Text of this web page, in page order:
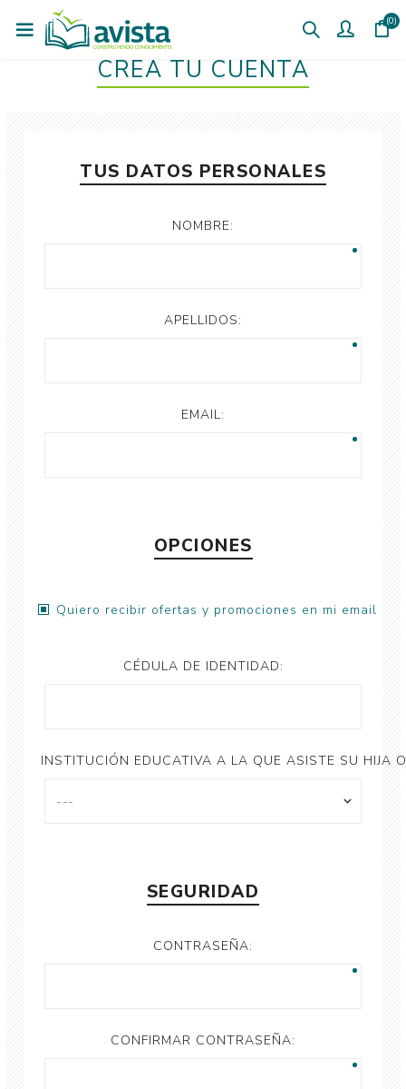
(0)
CREÁ TU CUENTA
TUS DATOS PERSONALES
NOMBRE:
APELLIDOS:
EMAIL:
OPCIONES
Quiero recibir ofertas y promociones en mi email
CÉDULA DE IDENTIDAD:
INSTITUCIÓN EDUCATIVA A LA QUE ASISTE SU HIJA
SEGURIDAD
CONTRASEÑA:
CONFIRMAR CONTRASEÑA: